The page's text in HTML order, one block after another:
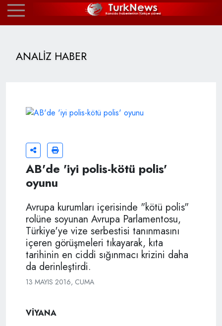
ANALİZ HABER
AB'de 'iyi polis-kötü polis'
oyunu
Avrupa kurumları içerisinde "kötü polis"
rolüne soyunan Avrupa Parlamentosu,
Türkiye'ye vize serbestisi tanınmasını
içeren görüşmeleri tıkayarak, kıta
tarihinin en ciddi sığınmacı krizini daha
da derinleştirdi.
13 MAYIS 2016, CUMA
VİYANA